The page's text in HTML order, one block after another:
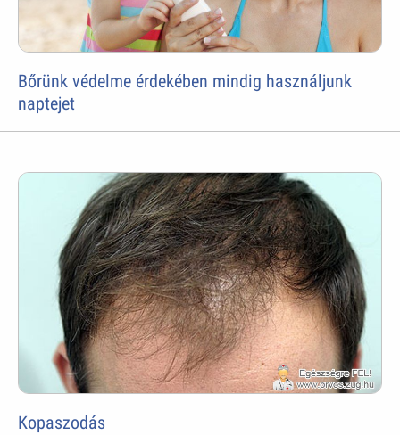
Bőrünk védelme érdekében mindig használjunk
naptejet
Kopaszodás